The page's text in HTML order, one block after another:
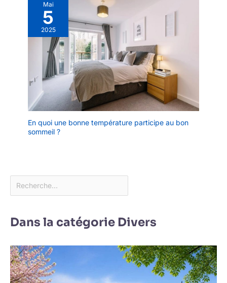
Mai
5
2025
En quoi une bonne température participe au bon
sommeil ?
Dans la catégorie Divers